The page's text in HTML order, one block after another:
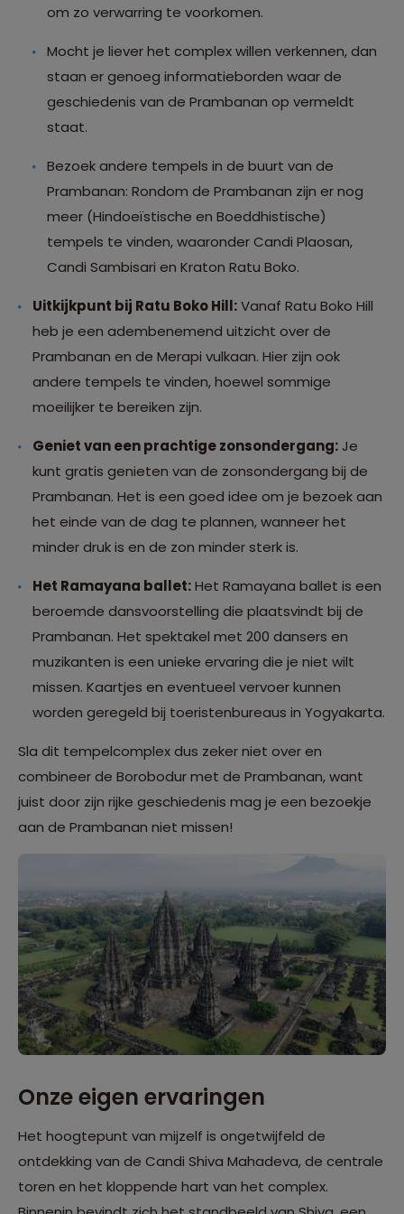
om zo verwarring te voorkomen.
Mocht je liever het complex willen verkennen, dan
staan er genoeg informatieborden waar de
geschiedenis van de Prambanan op vermeldt
staat.
Bezoek andere tempels in de buurt van de
Prambanan: Rondom de Prambanan zijn er nog
meer (Hindoeïstische en Boeddhistische)
tempels te vinden, waaronder Candi Plaosan,
Candi Sambisari en Kraton Ratu Boko.
Uitkijkpunt bij Ratu Boko Hill:Vanaf Ratu Boko Hill
heb je een adembenemend uitzicht over de
Prambanan en de Merapi vulkaan. Hier zijn ook
andere tempels te vinden, hoewel sommige
moeilijker te bereiken zijn.
Geniet van een prachtige zonsondergang: Je
kunt gratis genieten van de zonsondergang bij de
Prambanan. Het is een goed idee om je bezoek aan
het einde van de dag te plannen, wanneer het
minder druk is en de zon minder sterk is.
Het Ramayana ballet:Het Ramayana ballet is een
beroemde dansvoorstelling die plaatsvindt bij de
Prambanan. Het spektakel met 200 dansers en
muzikanten is een unieke ervaring die je niet wilt
missen. Kaartjes en eventueel vervoer kunnen
worden geregeld bij toeristenbureaus in Yogyakarta.
Sla dit tempelcomplex dus zeker niet over en
combineer de Borobodur met de Prambanan, want
juist door zijn rijke geschiedenis mag je een bezoekje
aan de Prambanan niet missen!
Onze eigen ervaringen
Het hoogtepunt van mijzelf is ongetwijfeld de
ontdekking van de Candi Shiva Mahadeva, de centrale
toren en het kloppende hart van het complex.